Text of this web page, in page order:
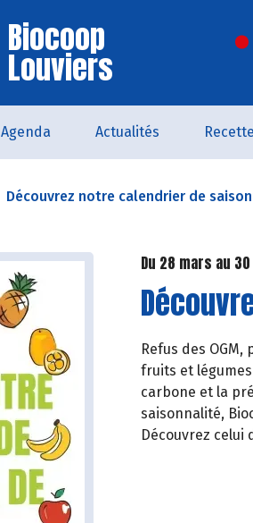
Biocoop
Louviers
Agenda Actualités
Découvrez notre calendrier de
Du 28 mars au
Refus des
fruits et
carbone et la
saisonnalité,
Découvrez celui